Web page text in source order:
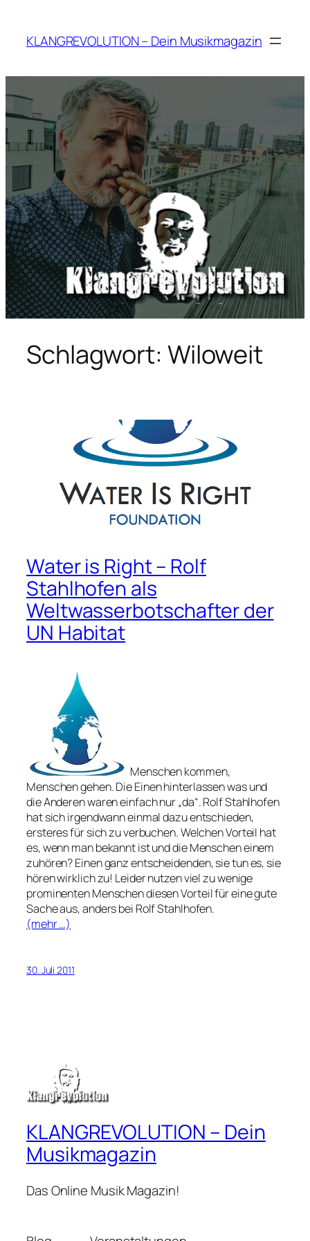
springen
KLANGREVOLUTION – Dein Musikmagazin
Schlagwort: Wiloweit
Water is Right – Rolf
Stahlhofen als
Weltwasserbotschafter der
UN Habitat
Menschen kommen,
Menschen gehen. Die Einen hinterlassen was und
die Anderen waren einfach nur „da“. Rolf Stahlhofen
hat sich irgendwann einmal dazu entschieden,
ersteres für sich zu verbuchen. Welchen Vorteil hat
es, wenn man bekannt ist und die Menschen einem
zuhören? Einen ganz entscheidenden, sie tun es, sie
hören wirklich zu! Leider nutzen viel zu wenige
prominenten Menschen diesen Vorteil für eine gute
Sache aus, anders bei Rolf Stahlhofen.
(mehr …)
30. Juli 2011
KLANGREVOLUTION – Dein
Musikmagazin
Das Online Musik Magazin!